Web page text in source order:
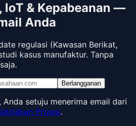
IoT & Kepabeanan —
Anda
regulasi (Kawasan Berikat,
kasus manufaktur. Tanpa
Berlangganan
Anda setuju menerima email dari
Privasi.